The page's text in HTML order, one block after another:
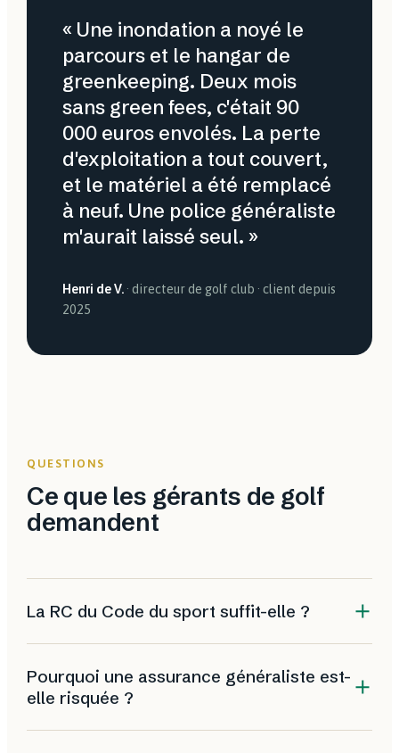
« Une inondation a noyé le
parcours et le hangar de
greenkeeping. Deux mois
sans green fees, c'était 90
000 euros envolés. La perte
d'exploitation a tout couvert,
et le matériel a été remplacé
à neuf. Une police généraliste
m'aurait laissé seul. »
Henri de V. · directeur de golf club · client depuis
2025
QUESTIONS
Ce que les gérants de golf
demandent
La RC du Code du sport suffit-elle ?
Non. L'article L321-1 impose de couvrir la
responsabilité civile, mais cette obligation minimale
ne protège ni les bâtiments, ni le matériel de
greenkeeping, ni le chiffre d'affaires en cas de
Pourquoi une assurance généraliste est-
elle risquée ?